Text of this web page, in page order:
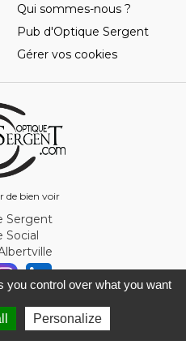
de bien voir
Qui sommes-nous ?
Pub d'Optique Sergent
Gérer vos cookies
Sergent
Social
SIRET 32993919300010
you control over what you want
Personalize